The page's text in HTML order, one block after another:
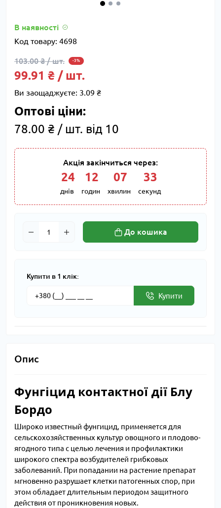
В наявності
Код товару: 4698
103.00 ₴ / шт. -3%
99.91 ₴ / шт.
Ви заощаджуєте: 3.09 ₴
Оптові ціни:
78.00 ₴ / шт. від 10
Акція закінчиться через:
24
днів
12
годин
07
хвилин
32
секунд
До кошика
Купити в 1 клік:
Купити
Опис
Фунгіцид контактної дії Блу
Бордо
Широко известный фунгицид, применяется для
сельскохозяйственных культур овощного и плодово-
ягодного типа с целью лечения и профилактики
широкого спектра возбудителей грибковых
заболеваний. При попадании на растение препарат
мгновенно разрушает клетки патогенных спор, при
этом обладает длительным периодом защитного
действия от проникновения новых.